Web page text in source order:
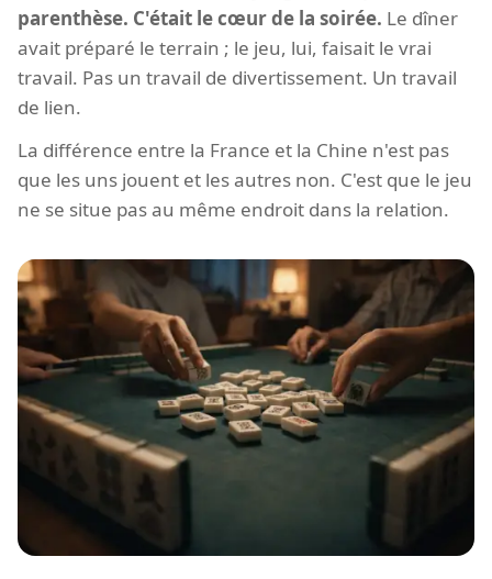
parenthèse. C'était le cœur de la soirée. Le dîner
avait préparé le terrain ; le jeu, lui, faisait le vrai
travail. Pas un travail de divertissement. Un travail
de lien.
La différence entre la France et la Chine n'est pas
que les uns jouent et les autres non. C'est que le jeu
ne se situe pas au même endroit dans la relation.